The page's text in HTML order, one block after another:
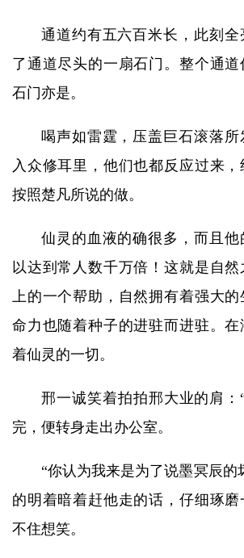
通道约有五六百米长，此刻全
了通道尽头的一扇石门。整个通道
石门亦是。
喝声如雷霆，压盖巨石滚落
入众修耳里，他们也都反应过来，
按照楚凡所说的做。
仙灵的血液的确很多，而且
以达到常人数千万倍！这就是自
上的一个帮助，自然拥有着强大的
命力也随着种子的进驻而进驻。
着仙灵的一切。
邢一诚笑着拍拍邢大业的肩：
完，便转身走出办公室。
“你认为我来是为了说墨冥辰的
的明着暗着赶他走的话，仔细琢
不住想笑。